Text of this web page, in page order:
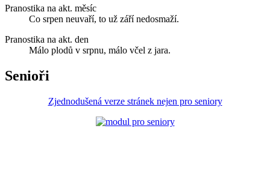
Pranostika na akt. měsíc
Co srpen neuvaří, to už září nedosmaží.
Pranostika na akt. den
Málo plodů v srpnu, málo včel z jara.
Senioři
Zjednodušená verze stránek nejen pro seniory